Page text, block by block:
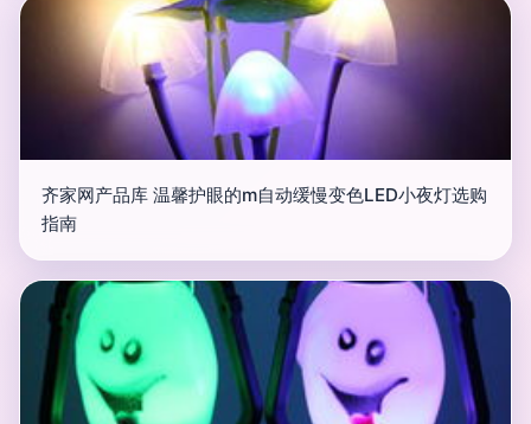
齐家网产品库 温馨护眼的m自动缓慢变色LED小夜灯选购
指南